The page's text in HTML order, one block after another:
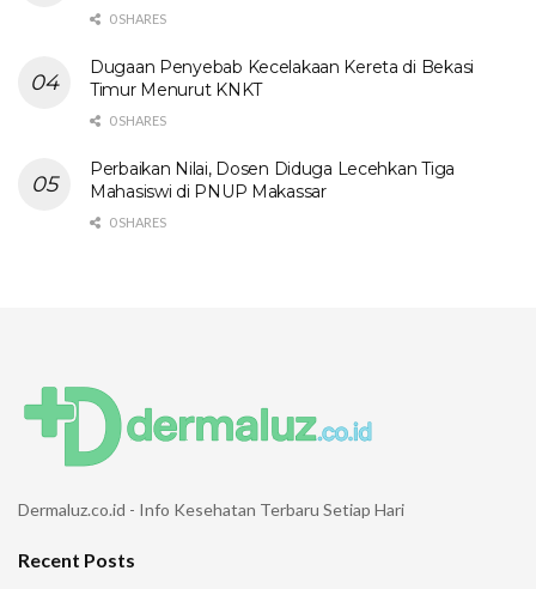
0 SHARES
Dugaan Penyebab Kecelakaan Kereta di Bekasi
Timur Menurut KNKT
0 SHARES
Perbaikan Nilai, Dosen Diduga Lecehkan Tiga
Mahasiswi di PNUP Makassar
0 SHARES
Dermaluz.co.id - Info Kesehatan Terbaru Setiap Hari
Recent Posts